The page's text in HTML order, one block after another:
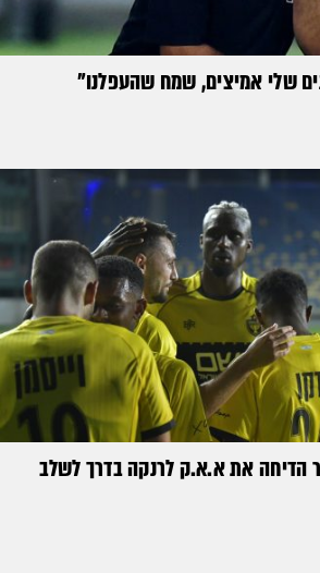
שלי אמיצים, שמח שהעפלנו"
הדיחה את א.א.ק לרנקה בדרך לשלב